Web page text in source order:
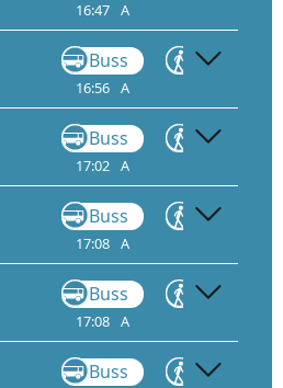
16:47 A
Buss
16:56 A
Gå
Buss
17:02 A
Gå
Buss
17:08 A
Gå
Buss
17:08 A
Gå
Buss Gå